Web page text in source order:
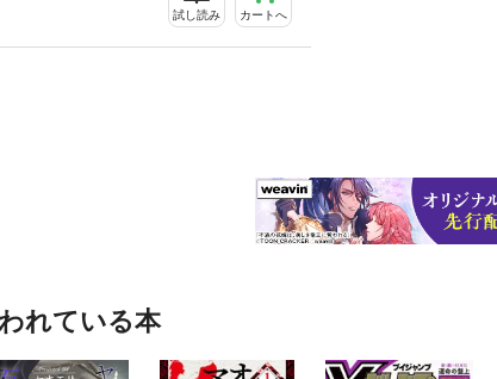
試し読み カートへ
れている本